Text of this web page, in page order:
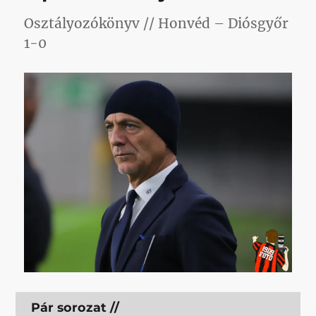
bejegyzéshez
Osztályozókönyv // Honvéd – Diósgyőr
1-0
Pár sorozat //